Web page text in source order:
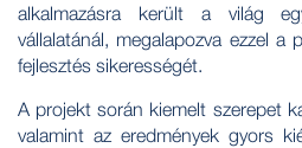
alkalmazásra került a világ
vállalatánál, megalapozva ezzel a
fejlesztés sikerességét.
A projekt során kiemelt szerepet
valamint az eredmények gyors